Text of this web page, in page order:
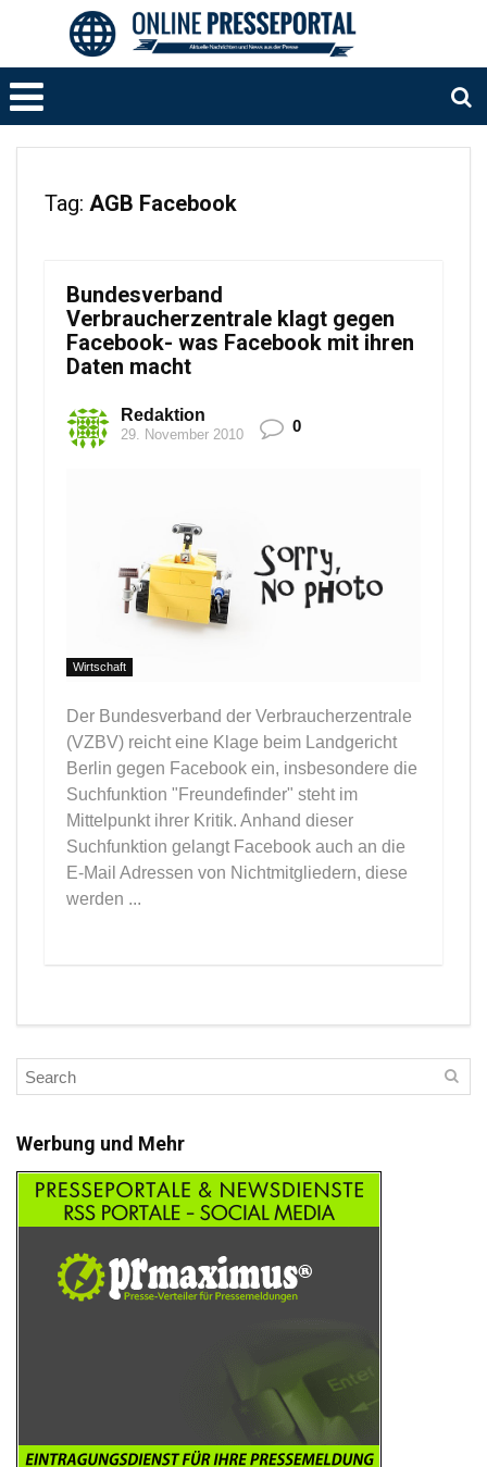
Tag: AGB Facebook
Bundesverband
Verbraucherzentrale klagt gegen
Facebook- was Facebook mit ihren
Daten macht
Redaktion
29. November 2010 0
Wirtschaft
Der Bundesverband der Verbraucherzentrale
(VZBV) reicht eine Klage beim Landgericht
Berlin gegen Facebook ein, insbesondere die
Suchfunktion "Freundefinder" steht im
Mittelpunkt ihrer Kritik. Anhand dieser
Suchfunktion gelangt Facebook auch an die
E-Mail Adressen von Nichtmitgliedern, diese
werden ...
Werbung und Mehr